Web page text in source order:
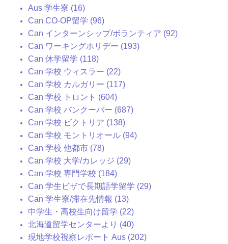
Aus 学生寮 (16)
Can CO-OP留学 (96)
Can インターンシップ/ボランティア (92)
Can ワーキングホリデー (193)
Can 休学留学 (118)
Can 学校 ウィスラー (22)
Can 学校 カルガリー (117)
Can 学校 トロント (604)
Can 学校 バンクーバー (687)
Can 学校 ビクトリア (138)
Can 学校 モントリオール (94)
Can 学校 他都市 (78)
Can 学校 大学/カレッジ (29)
Can 学校 専門学校 (184)
Can 学生ビザで長期語学留学 (29)
Can 学生寮/滞在先情報 (13)
中学生・高校生向け留学 (22)
北海道留学センターより (40)
現地学校視察レポート Aus (202)